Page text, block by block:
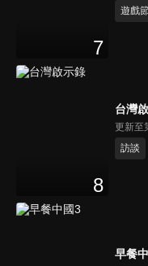
7
遊戲
8
台灣
更新至
訪談
早餐